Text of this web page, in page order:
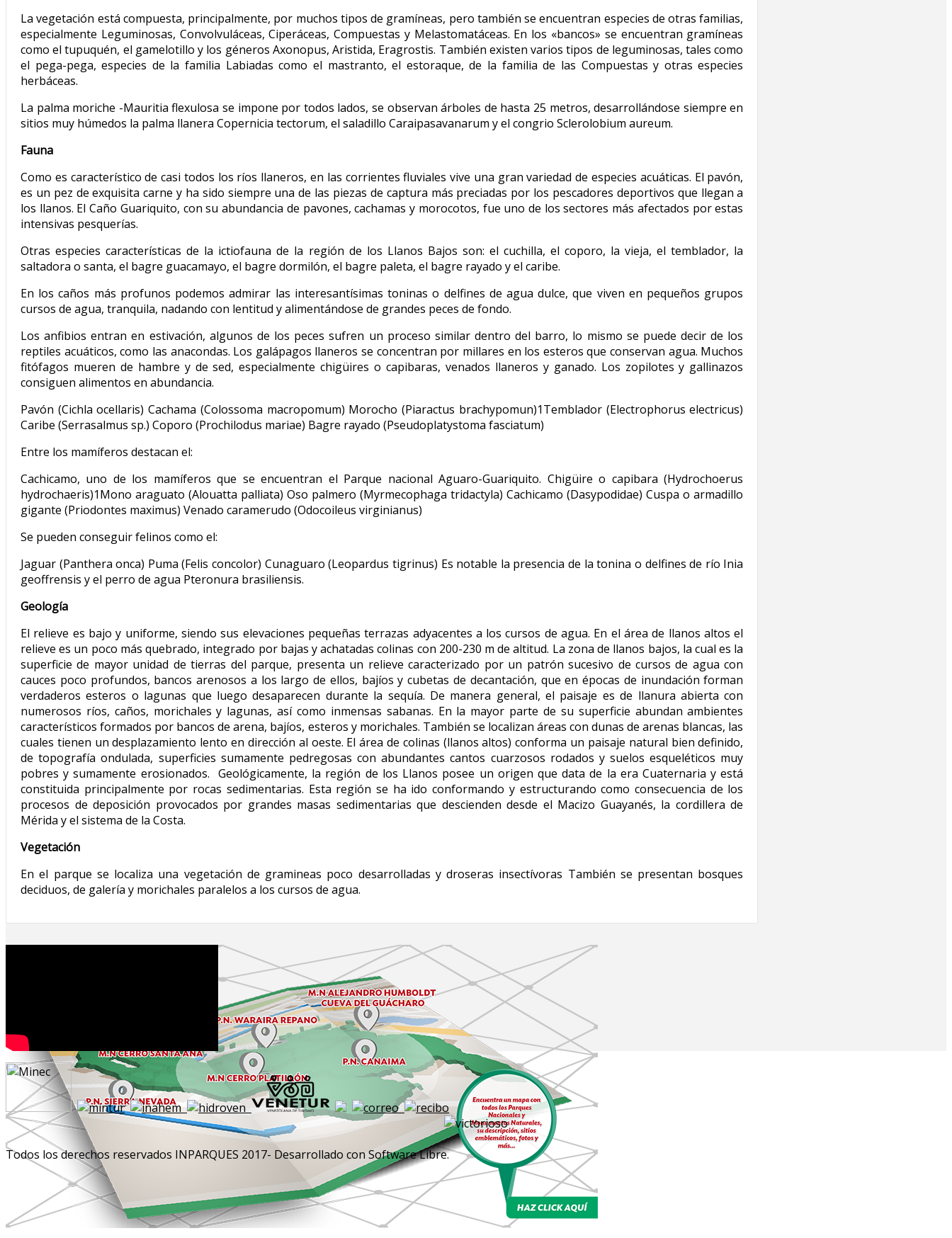
La vegetación está compuesta, principalmente, por muchos tipos de gramíneas, pero también se encuentran especies de otras familias,
especialmente Leguminosas, Convolvuláceas, Ciperáceas, Compuestas y Melastomatáceas. En los «bancos» se encuentran gramíneas
como el tupuquén, el gamelotillo y los géneros Axonopus, Aristida, Eragrostis. También existen varios tipos de leguminosas, tales como
el pega-pega, especies de la familia Labiadas como el mastranto, el estoraque, de la familia de las Compuestas y otras especies
herbáceas.
La palma moriche -Mauritia flexulosa se impone por todos lados, se observan árboles de hasta 25 metros, desarrollándose siempre en
sitios muy húmedos la palma llanera Copernicia tectorum, el saladillo Caraipasavanarum y el congrio Sclerolobium aureum.
Fauna
Como es característico de casi todos los ríos llaneros, en las corrientes fluviales vive una gran variedad de especies acuáticas. El pavón,
es un pez de exquisita carne y ha sido siempre una de las piezas de captura más preciadas por los pescadores deportivos que llegan a
los llanos. El Caño Guariquito, con su abundancia de pavones, cachamas y morocotos, fue uno de los sectores más afectados por estas
intensivas pesquerías.
Otras especies características de la ictiofauna de la región de los Llanos Bajos son: el cuchilla, el coporo, la vieja, el temblador, la
saltadora o santa, el bagre guacamayo, el bagre dormilón, el bagre paleta, el bagre rayado y el caribe.
En los caños más profunos podemos admirar las interesantísimas toninas o delfines de agua dulce, que viven en pequeños grupos
cursos de agua, tranquila, nadando con lentitud y alimentándose de grandes peces de fondo.
Los anfibios entran en estivación, algunos de los peces sufren un proceso similar dentro del barro, lo mismo se puede decir de los
reptiles acuáticos, como las anacondas. Los galápagos llaneros se concentran por millares en los esteros que conservan agua. Muchos
fitófagos mueren de hambre y de sed, especialmente chigüires o capibaras, venados llaneros y ganado. Los zopilotes y gallinazos
consiguen alimentos en abundancia.
Pavón (Cichla ocellaris) Cachama (Colossoma macropomum) Morocho (Piaractus brachypomun)1​ Temblador (Electrophorus electricus)
Caribe (Serrasalmus sp.) Coporo (Prochilodus mariae) Bagre rayado (Pseudoplatystoma fasciatum)
Entre los mamíferos destacan el:
Cachicamo, uno de los mamíferos que se encuentran el Parque nacional Aguaro-Guariquito. Chigüire o capibara (Hydrochoerus
hydrochaeris)1​ Mono araguato (Alouatta palliata) Oso palmero (Myrmecophaga tridactyla) Cachicamo (Dasypodidae) Cuspa o armadillo
gigante (Priodontes maximus) Venado caramerudo (Odocoileus virginianus)
Se pueden conseguir felinos como el:
Jaguar (Panthera onca) Puma (Felis concolor) Cunaguaro (Leopardus tigrinus) Es notable la presencia de la tonina o delfines de río Inia
geoffrensis y el perro de agua Pteronura brasiliensis.
Geología
El relieve es bajo y uniforme, siendo sus elevaciones pequeñas terrazas adyacentes a los cursos de agua. En el área de llanos altos el
relieve es un poco más quebrado, integrado por bajas y achatadas colinas con 200-230 m de altitud. La zona de llanos bajos, la cual es la
superficie de mayor unidad de tierras del parque, presenta un relieve caracterizado por un patrón sucesivo de cursos de agua con
cauces poco profundos, bancos arenosos a los largo de ellos, bajíos y cubetas de decantación, que en épocas de inundación forman
verdaderos esteros o lagunas que luego desaparecen durante la sequía. De manera general, el paisaje es de llanura abierta con
numerosos ríos, caños, morichales y lagunas, así como inmensas sabanas. En la mayor parte de su superficie abundan ambientes
característicos formados por bancos de arena, bajíos, esteros y morichales. También se localizan áreas con dunas de arenas blancas, las
cuales tienen un desplazamiento lento en dirección al oeste. El área de colinas (llanos altos) conforma un paisaje natural bien definido,
de topografía ondulada, superficies sumamente pedregosas con abundantes cantos cuarzosos rodados y suelos esqueléticos muy
pobres y sumamente erosionados. Geológicamente, la región de los Llanos posee un origen que data de la era Cuaternaria y está
constituida principalmente por rocas sedimentarias. Esta región se ha ido conformando y estructurando como consecuencia de los
procesos de deposición provocados por grandes masas sedimentarias que descienden desde el Macizo Guayanés, la cordillera de
Mérida y el sistema de la Costa.
Vegetación
En el parque se localiza una vegetación de gramineas poco desarrolladas y droseras insectívoras También se presentan bosques
deciduos, de galería y morichales paralelos a los cursos de agua.
Todos los derechos reservados INPARQUES 2017- Desarrollado con Software Libre.